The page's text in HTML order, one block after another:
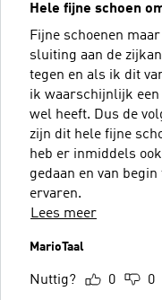
Hele fijne schoen
Fijne schoenen
sluiting aan de
tegen en als ik dit
ik waarschijnlijk een
wel heeft. Dus de
zijn dit hele fijne
heb er inmiddels
gedaan en van
ervaren.
Lees meer
MarioTaal
Nuttig? 0 0